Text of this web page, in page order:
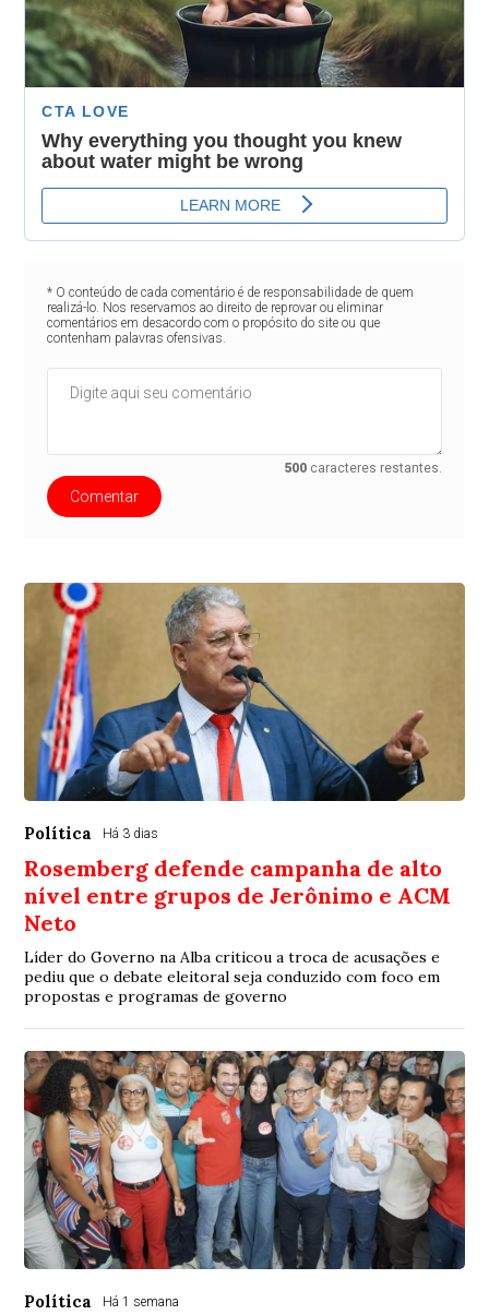
* O conteúdo de cada comentário é de responsabilidade de quem
realizá-lo. Nos reservamos ao direito de reprovar ou eliminar
comentários em desacordo com o propósito do site ou que
contenham palavras ofensivas.
500 caracteres restantes.
Comentar
Política Há 3 dias
Rosemberg defende campanha de alto
nível entre grupos de Jerônimo e ACM
Neto
Líder do Governo na Alba criticou a troca de acusações e
pediu que o debate eleitoral seja conduzido com foco em
propostas e programas de governo
Política Há 1 semana